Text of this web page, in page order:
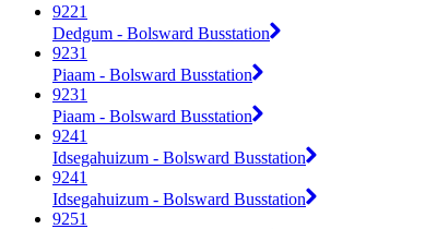
9221
Dedgum - Bolsward Busstation
9231
Piaam - Bolsward Busstation
9231
Piaam - Bolsward Busstation
9241
Idsegahuizum - Bolsward Busstation
9241
Idsegahuizum - Bolsward Busstation
9251